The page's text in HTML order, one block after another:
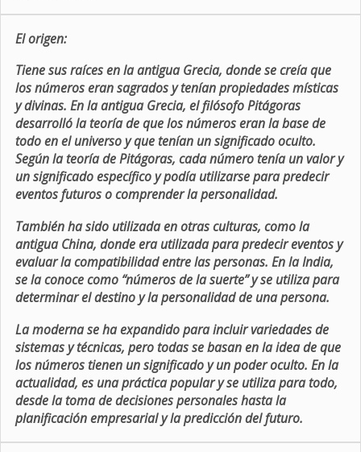
El origen:
Tiene sus raíces en la antigua Grecia, donde se creía que
los números eran sagrados y tenían propiedades místicas
y divinas. En la antigua Grecia, el filósofo Pitágoras
desarrolló la teoría de que los números eran la base de
todo en el universo y que tenían un significado oculto.
Según la teoría de Pitágoras, cada número tenía un valor y
un significado específico y podía utilizarse para predecir
eventos futuros o comprender la personalidad.
También ha sido utilizada en otras culturas, como la
antigua China, donde era utilizada para predecir eventos y
evaluar la compatibilidad entre las personas. En la India,
se la conoce como “números de la suerte” y se utiliza para
determinar el destino y la personalidad de una persona.
La moderna se ha expandido para incluir variedades de
sistemas y técnicas, pero todas se basan en la idea de que
los números tienen un significado y un poder oculto. En la
actualidad, es una práctica popular y se utiliza para todo,
desde la toma de decisiones personales hasta la
planificación empresarial y la predicción del futuro.